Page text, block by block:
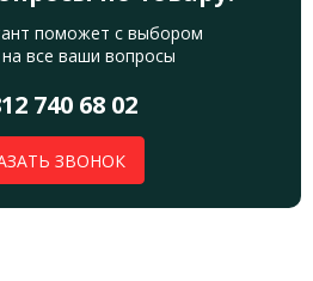
поможет с выбором
все ваши вопросы
740 68 02
ЗВОНОК